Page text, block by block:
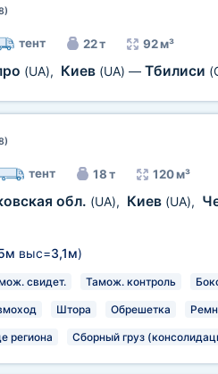
тент 22 т 92 м³
(UA), Киев (UA) — Тбилиси
тент 18 т 120 м³
обл. (UA), Киев (UA),
выс=3,1м)
свидет. Тамож. контроль
Штора Обрешетка
региона Сборный груз